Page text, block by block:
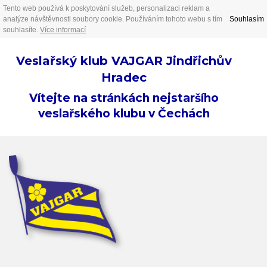
Tento web používá k poskytování služeb, personalizaci reklam a
analýze návštěvnosti soubory cookie. Používáním tohoto webu s tím
souhlasíte. Více informací
Souhlasím
Veslařský klub VAJGAR Jindřichův
Hradec
Vítejte na stránkách nejstaršího
veslařského klubu v Čechách